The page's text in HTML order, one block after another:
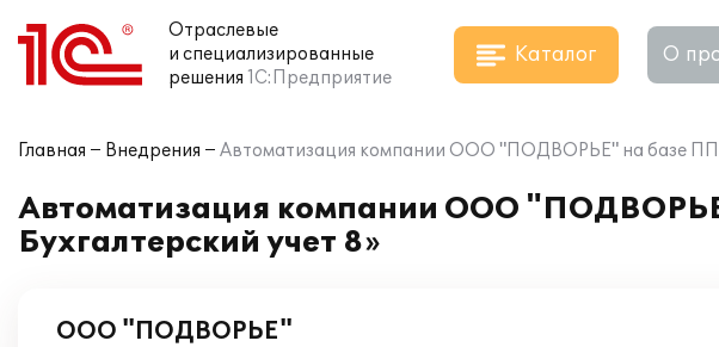
Отраслевые
и специализированные
решения 1С:Предприятие
Каталог О
Главная Внедрения Автоматизация компании ООО "ПОДВОРЬЕ" на базе ПП
Автоматизация компании ООО
Бухгалтерский учет 8»
ООО "ПОДВОРЬЕ"